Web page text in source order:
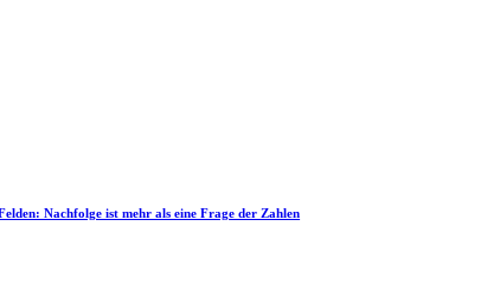
Nachfolge ist mehr als eine Frage der Zahlen